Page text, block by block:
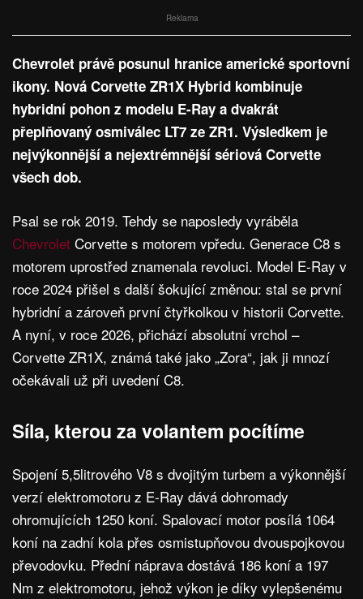
Reklama
Chevrolet právě posunul hranice americké sportovní
ikony. Nová Corvette ZR1X Hybrid kombinuje
hybridní pohon z modelu E-Ray a dvakrát
přeplňovaný osmiválec LT7 ze ZR1. Výsledkem je
nejvýkonnější a nejextrémnější sériová Corvette
všech dob.
Psal se rok 2019. Tehdy se naposledy vyráběla
Chevrolet Corvette s motorem vpředu. Generace C8 s
motorem uprostřed znamenala revoluci. Model E-Ray v
roce 2024 přišel s další šokující změnou: stal se první
hybridní a zároveň první čtyřkolkou v historii Corvette.
A nyní, v roce 2026, přichází absolutní vrchol –
Corvette ZR1X, známá také jako „Zora“, jak ji mnozí
očekávali už při uvedení C8.
Síla, kterou za volantem pocítíme
Spojení 5,5litrového V8 s dvojitým turbem a výkonnější
verzí elektromotoru z E-Ray dává dohromady
ohromujících 1250 koní. Spalovací motor posílá 1064
koní na zadní kola přes osmistupňovou dvouspojkovou
převodovku. Přední náprava dostává 186 koní a 197
Nm z elektromotoru, jehož výkon je díky vylepšenému